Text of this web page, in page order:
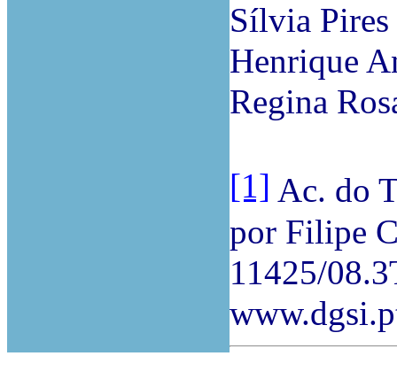
Sílvia
Henrique
Regina
[1] Ac. do
por Filipe
11425/